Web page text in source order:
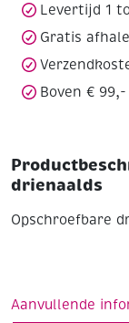
Levertijd 1
Gratis
Boven €
drienaalds
Opschroefbare
Aanvullende